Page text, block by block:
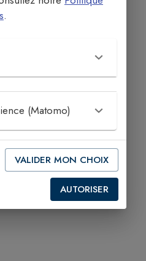
.
(Matomo)
VALIDER MON CHOIX
AUTORISER